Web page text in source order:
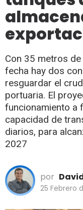
Con 35 metros
fecha hay dos
resguardar el
portuaria. El
funcionamiento a
capacidad de
diarios, para
2027
por
25 Febrero